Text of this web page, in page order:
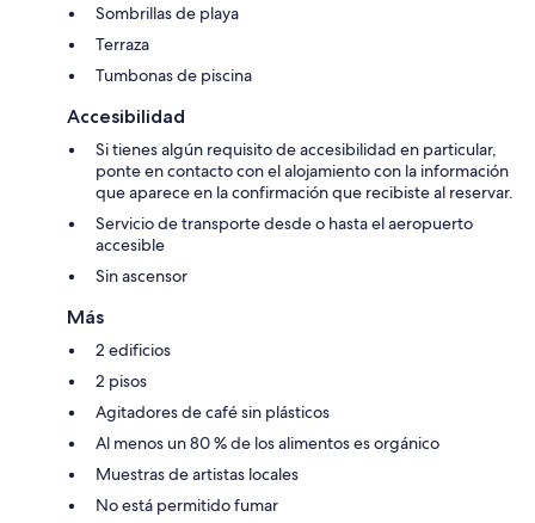
Sombrillas de playa
Terraza
Tumbonas de piscina
Accesibilidad
Si tienes algún requisito de accesibilidad en particular,
ponte en contacto con el alojamiento con la información
que aparece en la confirmación que recibiste al reservar.
Servicio de transporte desde o hasta el aeropuerto
accesible
Sin ascensor
Más
2 edificios
2 pisos
Agitadores de café sin plásticos
Al menos un 80 % de los alimentos es orgánico
Muestras de artistas locales
No está permitido fumar